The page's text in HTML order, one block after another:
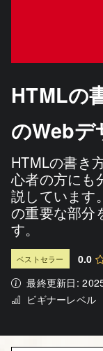
HTMLの
のWebデ
HTMLの書き
心者の方にも
説しています
の重要な部分
す。
ベストセラー 0.0
最終更新日:
ビギナーレベル